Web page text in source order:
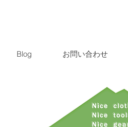
Blog お問い合わせ